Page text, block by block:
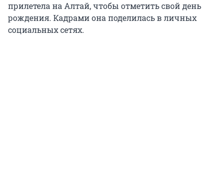
прилетела на Алтай, чтобы отметить свой день
рождения. Кадрами она поделилась в личных
социальных сетях.